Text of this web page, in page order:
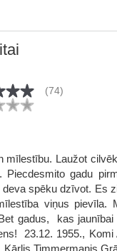
(74)
mīlestību. Laužot
Piecdesmito gadu
spēku dzīvot. Es
viņus
gadus, kas
23.12. 1955., Komi
Timmermanis